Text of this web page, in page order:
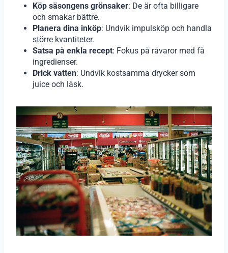
Köp säsongens grönsaker: De är ofta billigare
och smakar bättre.
Planera dina inköp: Undvik impulsköp och handla
större kvantiteter.
Satsa på enkla recept: Fokus på råvaror med få
ingredienser.
Drick vatten: Undvik kostsamma drycker som
juice och läsk.